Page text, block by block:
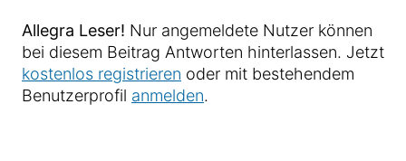
Allegra Leser! Nur angemeldete Nutzer können
bei diesem Beitrag Antworten hinterlassen. Jetzt
kostenlos registrieren oder mit bestehendem
Benutzerprofil anmelden.